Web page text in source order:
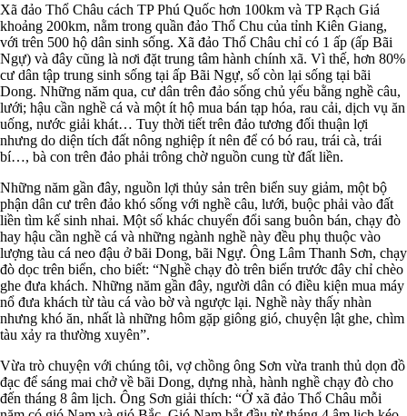
Xã đảo Thổ Châu cách TP Phú Quốc hơn 100km và TP Rạch Giá
khoảng 200km, nằm trong quần đảo Thổ Chu của tỉnh Kiên Giang,
với trên 500 hộ dân sinh sống. Xã đảo Thổ Châu chỉ có 1 ấp (ấp Bãi
Ngự) và đây cũng là nơi đặt trung tâm hành chính xã. Vì thế, hơn 80%
cư dân tập trung sinh sống tại ấp Bãi Ngự, số còn lại sống tại bãi
Dong. Những năm qua, cư dân trên đảo sống chủ yếu bằng nghề câu,
lưới; hậu cần nghề cá và một ít hộ mua bán tạp hóa, rau cải, dịch vụ ăn
uống, nước giải khát… Tuy thời tiết trên đảo tương đối thuận lợi
nhưng do diện tích đất nông nghiệp ít nên để có bó rau, trái cà, trái
bí…, bà con trên đảo phải trông chờ nguồn cung từ đất liền.
Những năm gần đây, nguồn lợi thủy sản trên biển suy giảm, một bộ
phận dân cư trên đảo khó sống với nghề câu, lưới, buộc phải vào đất
liền tìm kế sinh nhai. Một số khác chuyển đổi sang buôn bán, chạy đò
hay hậu cần nghề cá và những ngành nghề này đều phụ thuộc vào
lượng tàu cá neo đậu ở bãi Dong, bãi Ngự. Ông Lâm Thanh Sơn, chạy
đò dọc trên biển, cho biết: “Nghề chạy đò trên biển trước đây chỉ chèo
ghe đưa khách. Những năm gần đây, người dân có điều kiện mua máy
nổ đưa khách từ tàu cá vào bờ và ngược lại. Nghề này thấy nhàn
nhưng khó ăn, nhất là những hôm gặp giông gió, chuyện lật ghe, chìm
tàu xảy ra thường xuyên”.
Vừa trò chuyện với chúng tôi, vợ chồng ông Sơn vừa tranh thủ dọn đồ
đạc để sáng mai chở về bãi Dong, dựng nhà, hành nghề chạy đò cho
đến tháng 8 âm lịch. Ông Sơn giải thích: “Ở xã đảo Thổ Châu mỗi